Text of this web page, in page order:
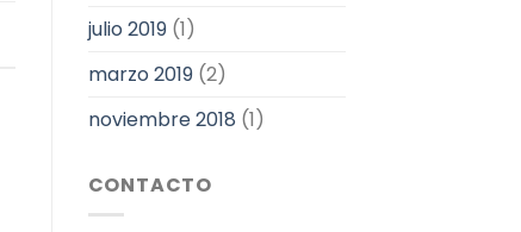
julio 2019(1)
marzo 2019(2)
noviembre 2018 (1)
CONTACTO